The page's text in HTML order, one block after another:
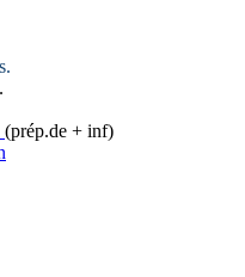
(prép.de + inf)